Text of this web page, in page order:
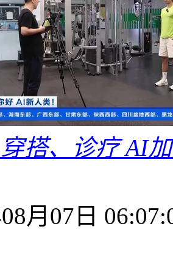
搭、诊疗 AI
月07日